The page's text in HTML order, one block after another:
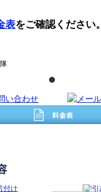
表をご確認ください。